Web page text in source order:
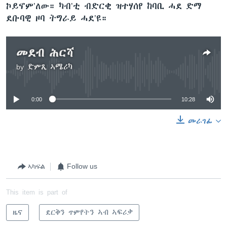
ኮይኖም’ለው። ካብ’ቲ ብድርቂ ዝተሃሰየ ከባቢ ሓደ ድማ
ደቡባዊ ዞባ ትግራይ ሓደ’ዩ።
መደብ ሕርሻ
by ድምጺ ኣሜሪካ
No media source currently available
0:00 10:28
መራገፊ
ኣካፍል Follow us
This item is part of
ዜና ደርቅን ጥምየትን ኣብ ኣፍሪቃ